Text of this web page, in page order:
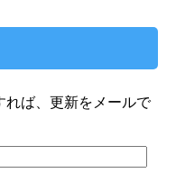
れば、更新をメールで